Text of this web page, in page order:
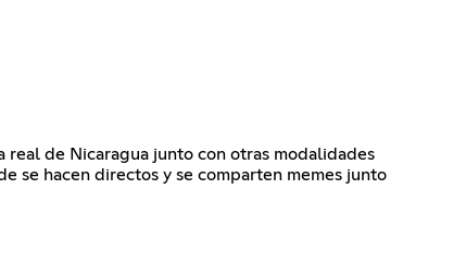
real de Nicaragua junto con otras modalidades
se hacen directos y se comparten memes junto